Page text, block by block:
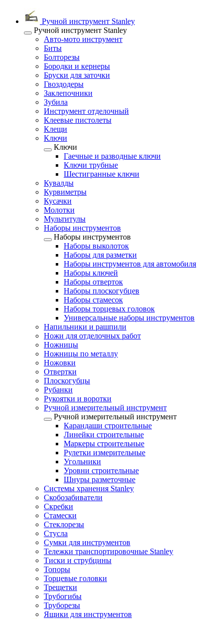
Ручной инструмент Stanley
Ручной инструмент Stanley
Авто-мото инструмент
Биты
Болторезы
Бородки и кернеры
Бруски для заточки
Гвоздодеры
Заклепочники
Зубила
Инструмент отделочный
Клеевые пистолеты
Клещи
Ключи
Ключи
Гаечные и разводные ключи
Ключи трубные
Шестигранные ключи
Кувалды
Курвиметры
Кусачки
Молотки
Мультитулы
Наборы инструментов
Наборы инструментов
Наборы выколоток
Наборы для разметки
Наборы инструментов для автомобиля
Наборы ключей
Наборы отверток
Наборы плоскогубцев
Наборы стамесок
Наборы торцевых головок
Универсальные наборы инструментов
Напильники и рашпили
Ножи для отделочных работ
Ножницы
Ножницы по металлу
Ножовки
Отвертки
Плоскогубцы
Рубанки
Рукоятки и воротки
Ручной измерительный инструмент
Ручной измерительный инструмент
Карандаши строительные
Линейки строительные
Маркеры строительные
Рулетки измерительные
Угольники
Уровни строительные
Шнуры разметочные
Системы хранения Stanley
Скобозабиватели
Скребки
Стамески
Стеклорезы
Стусла
Сумки для инструментов
Тележки транспортировочные Stanley
Тиски и струбцины
Топоры
Торцевые головки
Трещетки
Трубогибы
Труборезы
Ящики для инструментов